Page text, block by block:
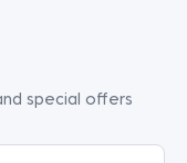
special offers